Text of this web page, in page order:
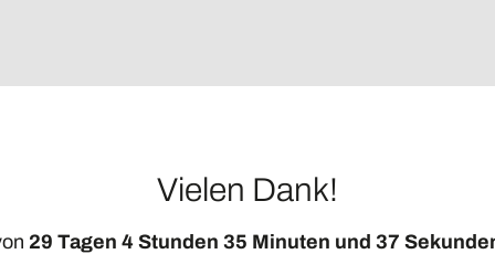
Vielen Dank!
29 Tagen 4 Stunden 35 Minuten und 37